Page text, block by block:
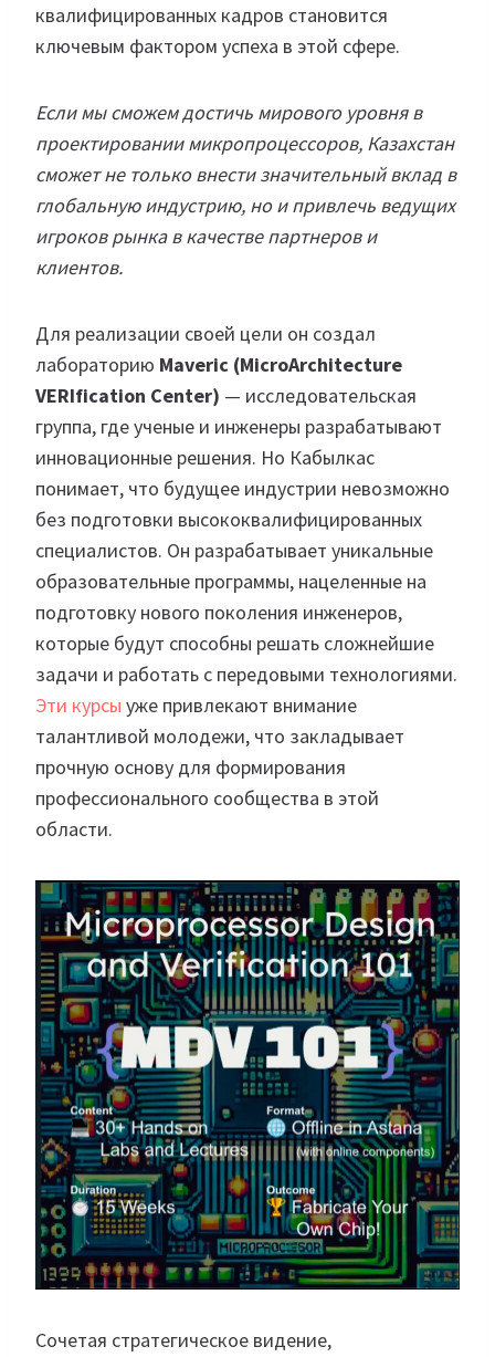
квалифицированных кадров становится
ключевым фактором успеха в этой сфере.
Если мы сможем достичь мирового уровня в
проектировании микропроцессоров, Казахстан
сможет не только внести значительный вклад в
глобальную индустрию, но и привлечь ведущих
игроков рынка в качестве партнеров и
клиентов.
Для реализации своей цели он создал
лабораторию Maveric (MicroArchitecture
VERIfication Center) — исследовательская
группа, где ученые и инженеры разрабатывают
инновационные решения. Но Кабылкас
понимает, что будущее индустрии невозможно
без подготовки высококвалифицированных
специалистов. Он разрабатывает уникальные
образовательные программы, нацеленные на
подготовку нового поколения инженеров,
которые будут способны решать сложнейшие
задачи и работать с передовыми технологиями.
Эти курсы уже привлекают внимание
талантливой молодежи, что закладывает
прочную основу для формирования
профессионального сообщества в этой
области.
Сочетая стратегическое видение,